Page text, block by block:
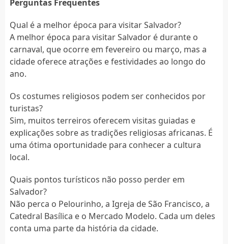
Perguntas Frequentes
Qual é a melhor época para visitar Salvador?
A melhor época para visitar Salvador é durante o
carnaval, que ocorre em fevereiro ou março, mas a
cidade oferece atrações e festividades ao longo do
ano.
Os costumes religiosos podem ser conhecidos por
turistas?
Sim, muitos terreiros oferecem visitas guiadas e
explicações sobre as tradições religiosas africanas. É
uma ótima oportunidade para conhecer a cultura
local.
Quais pontos turísticos não posso perder em
Salvador?
Não perca o Pelourinho, a Igreja de São Francisco, a
Catedral Basílica e o Mercado Modelo. Cada um deles
conta uma parte da história da cidade.